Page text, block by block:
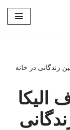
زندگانی در خانه
الیکا